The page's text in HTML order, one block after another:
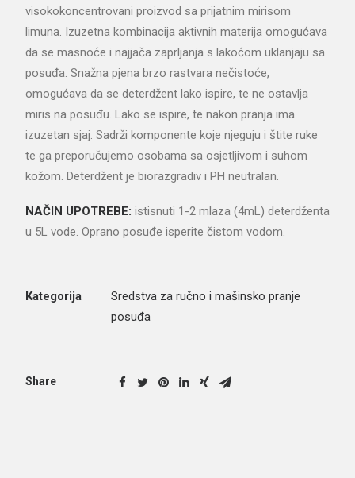
visokokoncentrovani proizvod sa prijatnim mirisom
limuna. Izuzetna kombinacija aktivnih materija omogućava
da se masnoće i najjača zaprljanja s lakoćom uklanjaju sa
posuđa. Snažna pjena brzo rastvara nečistoće,
omogućava da se deterdžent lako ispire, te ne ostavlja
miris na posuđu. Lako se ispire, te nakon pranja ima
izuzetan sjaj. Sadrži komponente koje njeguju i štite ruke
te ga preporučujemo osobama sa osjetljivom i suhom
kožom. Deterdžent je biorazgradiv i PH neutralan.
NAČIN UPOTREBE: istisnuti 1-2 mlaza (4mL) deterdženta
u 5L vode. Oprano posuđe isperite čistom vodom.
Kategorija
Sredstva za ručno i mašinsko pranje
posuđa
Share